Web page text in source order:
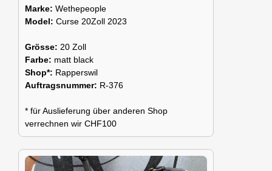
Marke: Wethepeople
Model: Curse 20Zoll 2023
Grösse: 20 Zoll
Farbe: matt black
Shop*: Rapperswil
Auftragsnummer: R-376
* für Auslieferung über anderen Shop
verrechnen wir CHF100